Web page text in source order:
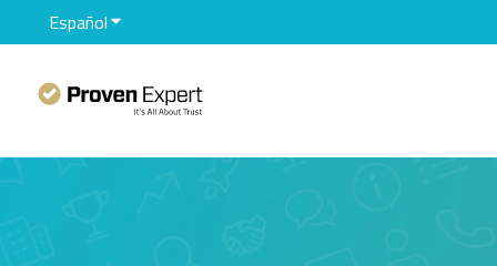
EspañolTraducciones de Mostrar submenú de